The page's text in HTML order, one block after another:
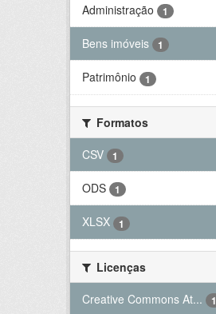
Administração
1
Bens imóveis 1
Patrimônio 1
Formatos
CSV
1
ODS 1
XLSX 1
Licenças
Creative Commons At...
1